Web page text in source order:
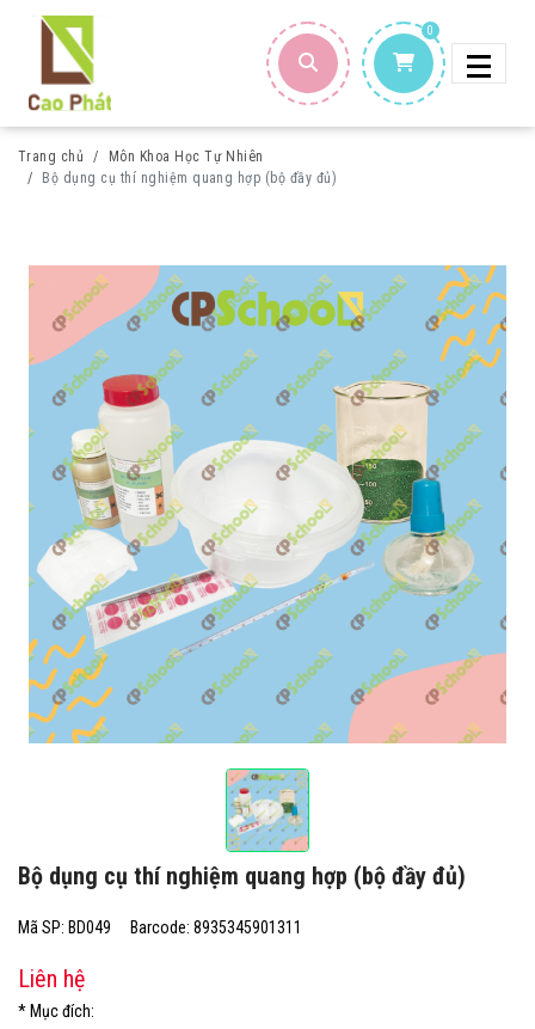
0
Trang chủ
Môn Khoa Học Tự Nhiên
Bộ dụng cụ thí nghiệm quang hợp (bộ đầy đủ)
Bộ dụng cụ thí nghiệm quang hợp (bộ đầy đủ)
Mã SP: BD049 Barcode: 8935345901311
Liên hệ
* Mục đích: